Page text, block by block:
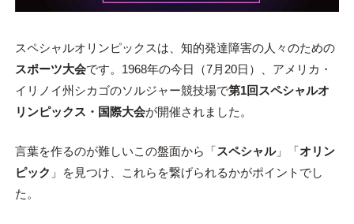
スペシャルオリンピックスは、知的発達障害の人々のための
スポーツ大会です。1968年の今日（7月20日）、アメリカ・
イリノイ州シカゴのソルジャー競技場で第1回スペシャルオ
リンピックス・国際大会が開催されました。
言葉を作るのが難しいこの盤面から「スペシャル」「オリン
ピック 」を見つけ、これらを繋げられるかがポイントでし
た。